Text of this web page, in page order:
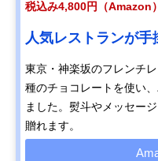
税込み4,800円（Amazon）
人気レストランが
東京・神楽坂のフレンチ
種のチョコレートを使い
ました。熨斗やメッセー
贈れます。